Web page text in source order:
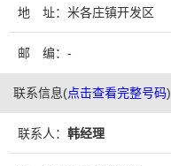
地 址：米各庄镇开发区
邮 编：-
联系信息(点击查看完整号码)
联系人： 韩经理